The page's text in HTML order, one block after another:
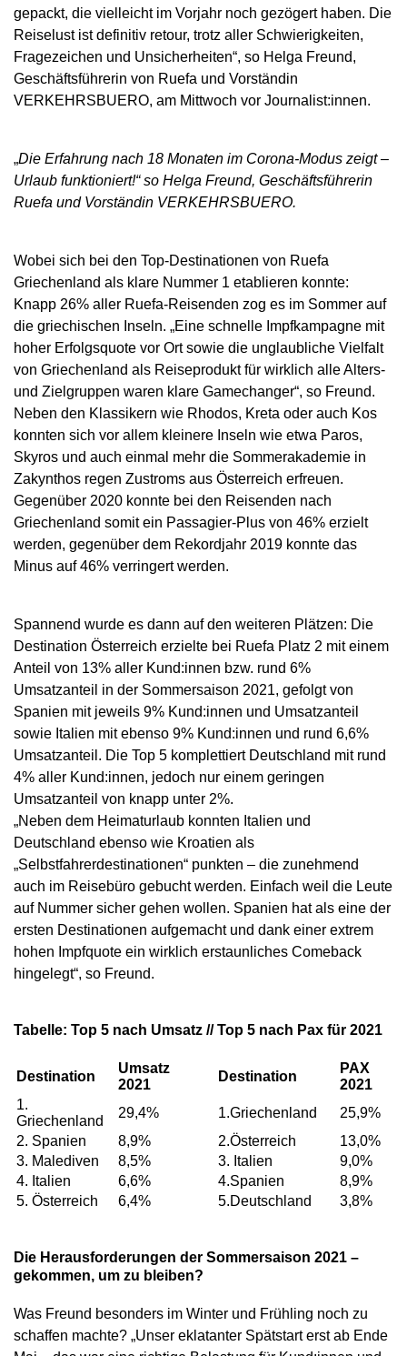
gepackt, die vielleicht im Vorjahr noch gezögert haben. Die
Reiselust ist definitiv retour, trotz aller Schwierigkeiten,
Fragezeichen und Unsicherheiten“, so Helga Freund,
Geschäftsführerin von Ruefa und Vorständin
VERKEHRSBUERO, am Mittwoch vor Journalist:innen.
„Die Erfahrung nach 18 Monaten im Corona-Modus zeigt –
Urlaub funktioniert!“ so Helga Freund, Geschäftsführerin
Ruefa und Vorständin VERKEHRSBUERO.
Wobei sich bei den Top-Destinationen von Ruefa
Griechenland als klare Nummer 1 etablieren konnte:
Knapp 26% aller Ruefa-Reisenden zog es im Sommer auf
die griechischen Inseln. „Eine schnelle Impfkampagne mit
hoher Erfolgsquote vor Ort sowie die unglaubliche Vielfalt
von Griechenland als Reiseprodukt für wirklich alle Alters-
und Zielgruppen waren klare Gamechanger“, so Freund.
Neben den Klassikern wie Rhodos, Kreta oder auch Kos
konnten sich vor allem kleinere Inseln wie etwa Paros,
Skyros und auch einmal mehr die Sommerakademie in
Zakynthos regen Zustroms aus Österreich erfreuen.
Gegenüber 2020 konnte bei den Reisenden nach
Griechenland somit ein Passagier-Plus von 46% erzielt
werden, gegenüber dem Rekordjahr 2019 konnte das
Minus auf 46% verringert werden.
Spannend wurde es dann auf den weiteren Plätzen: Die
Destination Österreich erzielte bei Ruefa Platz 2 mit einem
Anteil von 13% aller Kund:innen bzw. rund 6%
Umsatzanteil in der Sommersaison 2021, gefolgt von
Spanien mit jeweils 9% Kund:innen und Umsatzanteil
sowie Italien mit ebenso 9% Kund:innen und rund 6,6%
Umsatzanteil. Die Top 5 komplettiert Deutschland mit rund
4% aller Kund:innen, jedoch nur einem geringen
Umsatzanteil von knapp unter 2%.
„Neben dem Heimaturlaub konnten Italien und
Deutschland ebenso wie Kroatien als
„Selbstfahrerdestinationen“ punkten – die zunehmend
auch im Reisebüro gebucht werden. Einfach weil die Leute
auf Nummer sicher gehen wollen. Spanien hat als eine der
ersten Destinationen aufgemacht und dank einer extrem
hohen Impfquote ein wirklich erstaunliches Comeback
hingelegt“, so Freund.
Tabelle: Top 5 nach Umsatz // Top 5 nach Pax für 2021
Destination
Umsatz
2021
Destination
PAX
2021
1.
Griechenland
29,4% 1.Griechenland
25,9%
2. Spanien
8,9% 2.Österreich
13,0%
3. Malediven
8,5% 3. Italien
9,0%
4. Italien
6,6% 4.Spanien
8,9%
5. Österreich
6,4% 5.Deutschland 3,8%
Die Herausforderungen der Sommersaison 2021 –
gekommen, um zu bleiben?
Was Freund besonders im Winter und Frühling noch zu
schaffen machte? „Unser eklatanter Spätstart erst ab Ende